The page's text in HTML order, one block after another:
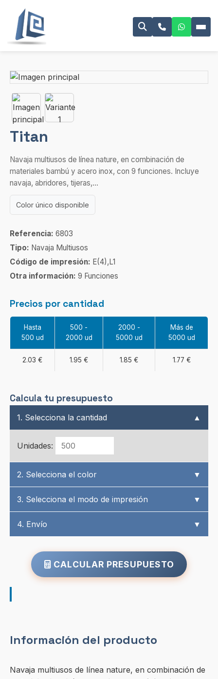
Titan
Navaja multiusos de línea nature, en combinación de
materiales bambú y acero inox, con 9 funciones. Incluye
navaja, abridores, tijeras,...
Color único disponible
Referencia: 6803
Tipo: Navaja Multiusos
Código de impresión: E(4),L1
Otra información: 9 Funciones
Precios por cantidad
Hasta
500 ud
500 -
2000 ud
2000 -
5000 ud
Más de
5000 ud
2.03 € 1.95 € 1.85 € 1.77 €
Calcula tu presupuesto
1. Selecciona la cantidad ▲
Unidades:
2. Selecciona el color ▼
3. Selecciona el modo de impresión ▼
4. Envío ▼
CALCULAR PRESUPUESTO
Información del producto
Navaja multiusos de línea nature, en combinación de